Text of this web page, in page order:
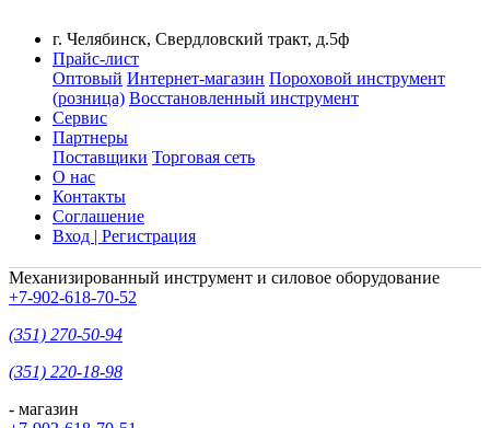
г. Челябинск, Свердловский тракт, д.5ф
Прайс-лист
Оптовый Интернет-магазин Пороховой инструмент
(розница) Восстановленный инструмент
Сервис
Партнеры
Поставщики Торговая сеть
О нас
Контакты
Соглашение
Вход | Регистрация
Механизированный инструмент и силовое оборудование
+7-902-618-70-52
(351) 270-50-94
(351) 220-18-98
- магазин